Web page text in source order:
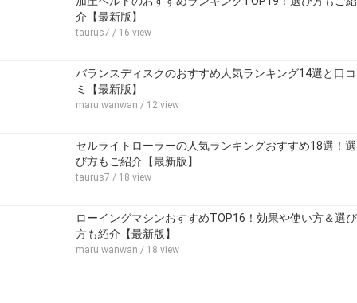
介【最新版】
taurus7 / 16 view
バランスディスクのおすすめ人気ランキング14選と口コ
ミ【最新版】
maru.wanwan / 12 view
セルライトローラーの人気ランキングおすすめ18選！選
び方もご紹介【最新版】
taurus7 / 18 view
ローイングマシンおすすめTOP16！効果や使い方＆選び
方も紹介【最新版】
maru.wanwan / 18 view